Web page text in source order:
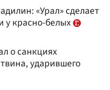
«Урал» сделает
у красно-белых
о санкциях
ударившего